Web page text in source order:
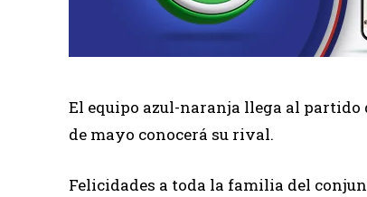
El equipo azul-naranja llega al partido
de mayo conocerá su rival.
Felicidades a toda la familia del